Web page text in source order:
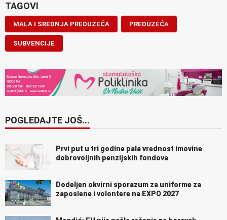
TAGOVI
MALA I SREDNJA PREDUZEĆA PREDUZEĆA
SUBVENCIJE
POGLEDAJTE JOŠ...
Prvi put u tri godine pala vrednost imovine
dobrovoljnih penzijskih fondova
Dodeljen okvirni sporazum za uniforme za
zaposlene i volontere na EXPO 2027